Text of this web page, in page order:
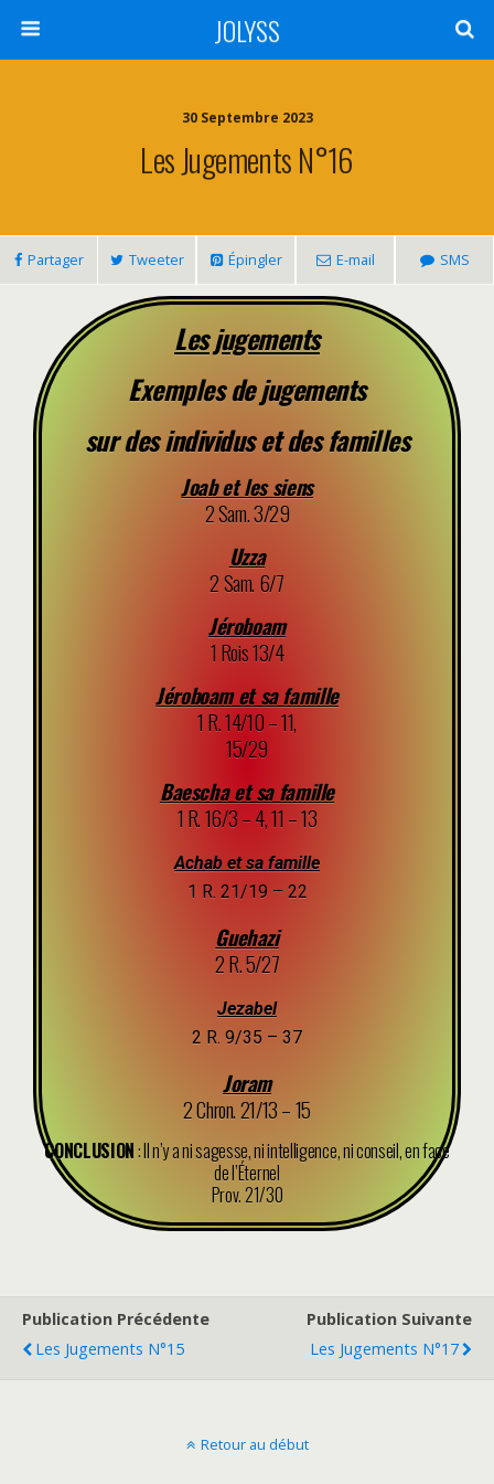
JOLYSS
30 Septembre 2023
Les Jugements N°16
Partager Tweeter Épingler E-mail SMS
Les jugements
Exemples de jugements
sur des individus et des familles
Joab et les siens
2 Sam. 3/29
Uzza
2 Sam. 6/7
Jéroboam
1 Rois 13/4
Jéroboam et sa famille
1 R. 14/10 – 11,
15/29
Baescha et sa famille
1 R. 16/3 – 4, 11 – 13
Achab et sa famille
1 R. 21/19 – 22
Guehazi
2 R. 5/27
Jezabel
2 R. 9/35 – 37
Joram
2 Chron. 21/13 – 15
CONCLUSION: Il n’y a ni sagesse, ni intelligence, ni conseil, en face
de l’Éternel
Prov. 21/30
Publication Précédente
Les Jugements N°15
Publication Suivante
Les Jugements N°17
Retour au début